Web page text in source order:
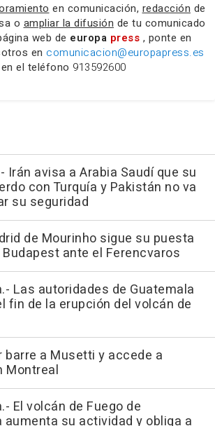
en comunicación, redacción de
o ampliar la difusión de tu comunicado
web de europa press , ponte en
en comunicacion@europapress.es
el teléfono 913592600
Irán avisa a Arabia Saudí que su
con Turquía y Pakistán no va
su seguridad
de Mourinho sigue su puesta
ante el Ferencvaros
Las autoridades de Guatemala
fin de la erupción del volcán de
barre a Musetti y accede a
Montreal
El volcán de Fuego de
aumenta su actividad y obliga a